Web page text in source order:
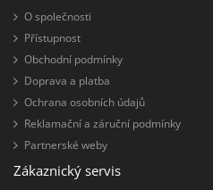
O společnosti
Přístupnost
Obchodní podmínky
Doprava a platba
Ochrana osobních údajů
Reklamační a záruční podmínky
Partnerské weby
Zákaznický servis